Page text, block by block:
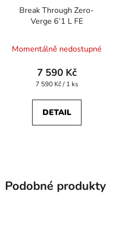
Break Through Zero-
Verge 6’1 L FE
hodnocení
produktu
je
z
Momentálně nedostupné
7 590 Kč
Měrná
7 590 Kč / 1 ks
DETAIL
Podobné produkty